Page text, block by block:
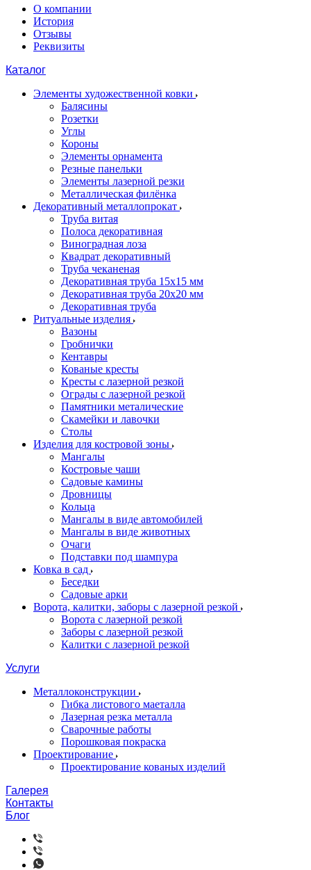
О компании
История
Отзывы
Реквизиты
Каталог
Элементы художественной ковки
Балясины
Розетки
Углы
Короны
Элементы орнамента
Резные панельки
Элементы лазерной резки
Металлическая филёнка
Декоративный металлопрокат
Труба витая
Полоса декоративная
Виноградная лоза
Квадрат декоративный
Труба чеканеная
Декоративная труба 15х15 мм
Декоративная труба 20х20 мм
Декоративная труба
Ритуальные изделия
Вазоны
Гробнички
Кентавры
Кованые кресты
Кресты с лазерной резкой
Ограды с лазерной резкой
Памятники металические
Скамейки и лавочки
Столы
Изделия для костровой зоны
Мангалы
Костровые чаши
Садовые камины
Дровницы
Кольца
Мангалы в виде автомобилей
Мангалы в виде животных
Очаги
Подставки под шампура
Ковка в сад
Беседки
Садовые арки
Ворота, калитки, заборы с лазерной резкой
Ворота с лазерной резкой
Заборы с лазерной резкой
Калитки с лазерной резкой
Услуги
Металлоконструкции
Гибка листового маеталла
Лазерная резка металла
Сварочные работы
Порошковая покраска
Проектирование
Проектирование кованых изделий
Галерея
Контакты
Блог